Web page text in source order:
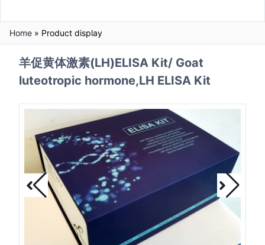
Home » Product display
羊促黄体激素(LH)ELISA Kit/ Goat
luteotropic hormone,LH ELISA Kit